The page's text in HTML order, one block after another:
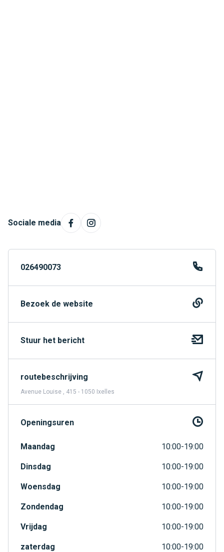
Sociale media
026490073
Bezoek de website
Stuur het bericht
routebeschrijving
Avenue Louise , 415 - 1050 Ixelles
Openingsuren
Maandag 10:00-19:00
Dinsdag 10:00-19:00
Woensdag 10:00-19:00
Zondendag 10:00-19:00
Vrijdag 10:00-19:00
zaterdag 10:00-19:00